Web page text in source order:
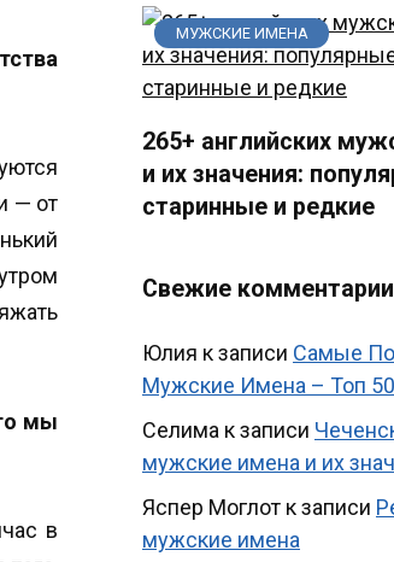
— от
мы
в
МУЖСКИЕ ИМЕНА
265+ английских
и их значения:
старинные и редкие
Свежие комментарии
Юлия к записи Самые
Мужские Имена – Топ
Селима к записи
мужские имена и их
Яспер Моглот к записи
мужские имена